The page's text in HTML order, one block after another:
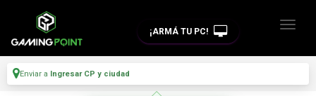
¡ARMÁ TU PC!
Enviar a Ingresar CP y ciudad